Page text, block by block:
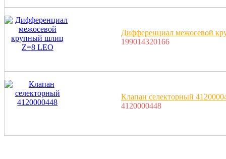
Дифференциал межосевой
199014320166
Клапан селекторный
4120000448